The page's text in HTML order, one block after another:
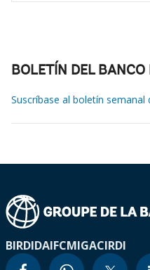
BOLETÍN DEL BANCO
Suscríbase al boletín semanal
BIRDIDAIFCMIGACIRDI